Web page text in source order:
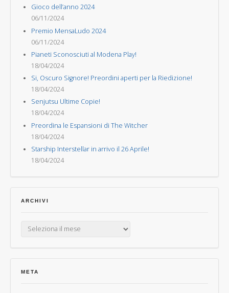
Gioco dell’anno 2024
06/11/2024
Premio MensaLudo 2024
06/11/2024
Pianeti Sconosciuti al Modena Play!
18/04/2024
Si, Oscuro Signore! Preordini aperti per la Riedizione!
18/04/2024
Senjutsu Ultime Copie!
18/04/2024
Preordina le Espansioni di The Witcher
18/04/2024
Starship Interstellar in arrivo il 26 Aprile!
18/04/2024
ARCHIVI
META